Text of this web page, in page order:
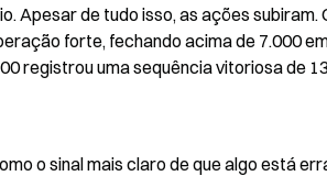
Apesar de tudo isso, as ações subiram.
forte, fechando acima de 7.000
registrou uma sequência vitoriosa de
o sinal mais claro de que algo está